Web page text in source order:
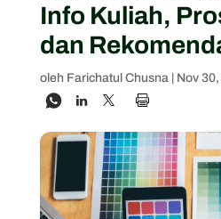
Info Kuliah,
dan
oleh Farichatul Chusna| Nov